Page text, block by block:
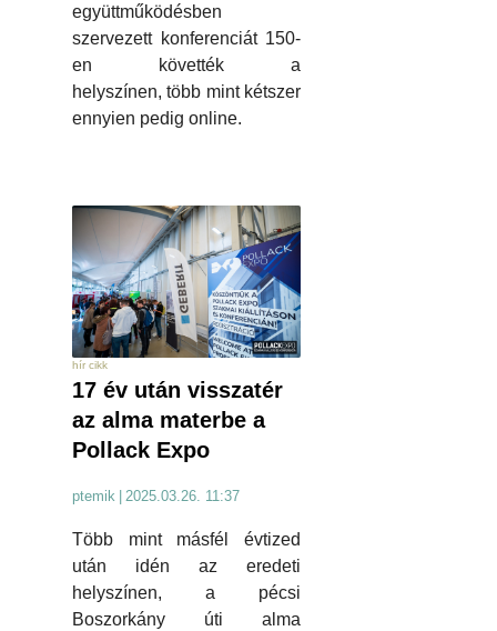
együttműködésben
szervezett konferenciát 150-
en követték a
helyszínen, több mint kétszer
ennyien pedig online.
hír cikk
17 év után visszatér
az alma materbe a
Pollack Expo
ptemik 2025.03.26. 11:37
Több mint másfél évtized
után idén az eredeti
helyszínen, a pécsi
Boszorkány úti alma